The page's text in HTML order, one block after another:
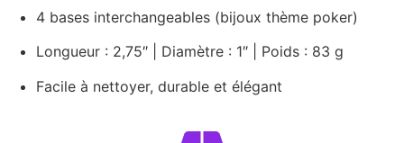
4 bases interchangeables (bijoux thème poker)
Longueur : 2,75″ | Diamètre : 1″ | Poids : 83 g
Facile à nettoyer, durable et élégant